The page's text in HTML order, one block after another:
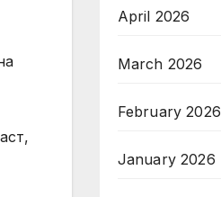
April 2026
March 2026
February 2026
January 2026